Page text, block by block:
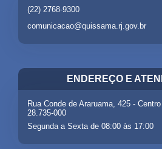
(22) 2768-9300
comunicacao@quissama.rj.gov.br
ENDEREÇO E
Rua Conde de Araruama, 425 -
28.735-000
Segunda a Sexta de 08:00 às 17:00